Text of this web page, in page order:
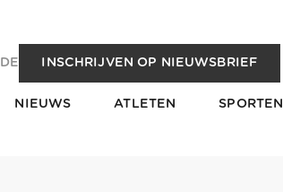
DE INSCHRIJVEN OP NIEUWSBRIEF
NIEUWS ATLETEN SPORTEN